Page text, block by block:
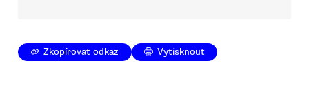
Zkopírovat odkaz Vytisknout